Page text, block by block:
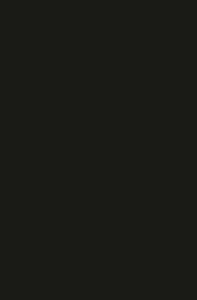
na fase de grupos do torneio
passam para as pré-
oitavo colocado.
campeões da Copa do Brasil e
do Brasileiro. O Corinthians e
quarto e quinto na tabela,